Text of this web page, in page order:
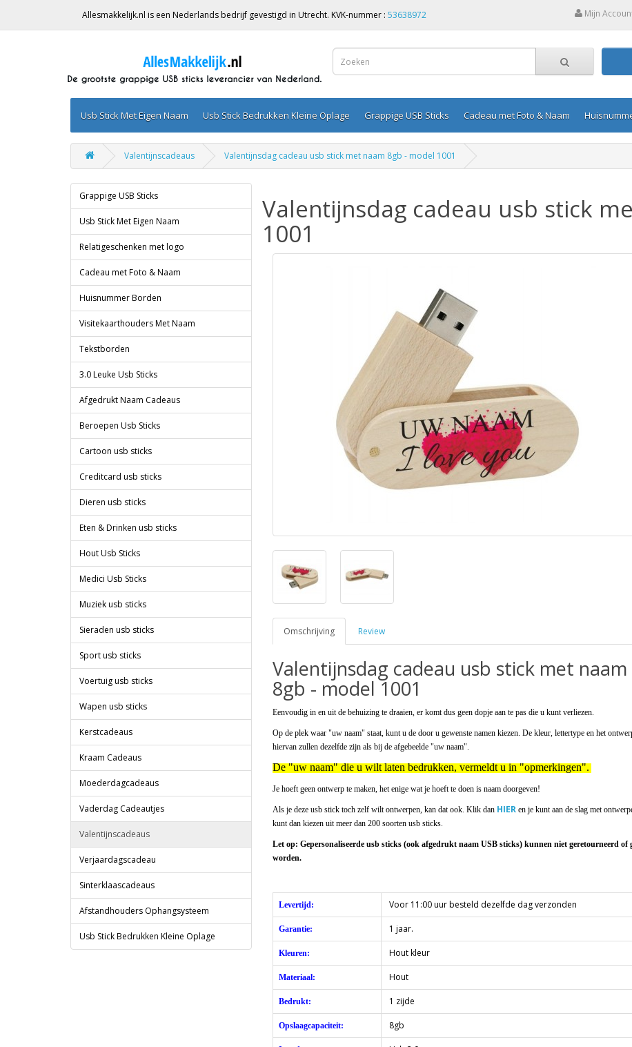
Allesmakkelijk.nl is een Nederlands bedrijf gevestigd in Utrecht. KVK-nummer : 53638972 Mijn
Usb Stick Met Eigen Naam Usb Stick Bedrukken Kleine Oplage Grappige USB Sticks Cadeau met Foto & Naam
Valentijnscadeaus Valentijnsdag cadeau usb stick met naam 8gb - model 1001
Grappige USB Sticks
Usb Stick Met Eigen Naam
Relatigeschenken met logo
Cadeau met Foto & Naam
Huisnummer Borden
Visitekaarthouders Met Naam
Tekstborden
3.0 Leuke Usb Sticks
Afgedrukt Naam Cadeaus
Beroepen Usb Sticks
Cartoon usb sticks
Creditcard usb sticks
Dieren usb sticks
Eten & Drinken usb sticks
Hout Usb Sticks
Medici Usb Sticks
Muziek usb sticks
Sieraden usb sticks
Sport usb sticks
Voertuig usb sticks
Wapen usb sticks
Kerstcadeaus
Kraam Cadeaus
Moederdagcadeaus
Vaderdag Cadeautjes
Valentijnscadeaus
Verjaardagscadeau
Sinterklaascadeaus
Afstandhouders Ophangsysteem
Usb Stick Bedrukken Kleine Oplage
Valentijnsdag cadeau usb stick
1001
Omschrijving Review
Valentijnsdag cadeau usb stick met naam
8gb - model 1001
Eenvoudig in en uit de behuizing te draaien, er komt dus geen dopje aan te pas die u kunt verliezen.
Op de plek waar "uw naam" staat, kunt u de door u gewenste namen kiezen. De kleur, lettertype en het
hiervan zullen dezelfde zijn als bij de afgebeelde "uw naam".
De "uw naam" die u wilt laten bedrukken, vermeldt u in "opmerkingen".
Je hoeft geen ontwerp te maken, het enige wat je hoeft te doen is naam doorgeven!
Als je deze usb stick toch zelf wilt ontwerpen, kan dat ook. Klik dan HIERen je kunt aan de slag met
kunt dan kiezen uit meer dan 200 soorten usb sticks.
Let op: Gepersonaliseerde usb sticks (ook afgedrukt naam USB sticks) kunnen niet geretourneerd of
worden.
Levertijd: Voor 11:00 uur besteld dezelfde dag verzonden
Garantie: 1 jaar.
Kleuren: Hout kleur
Materiaal: Hout
Bedrukt: 1 zijde
Opslaagcapaciteit: 8gb